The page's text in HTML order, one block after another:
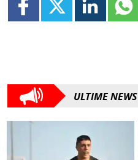
ULTIME NEWS